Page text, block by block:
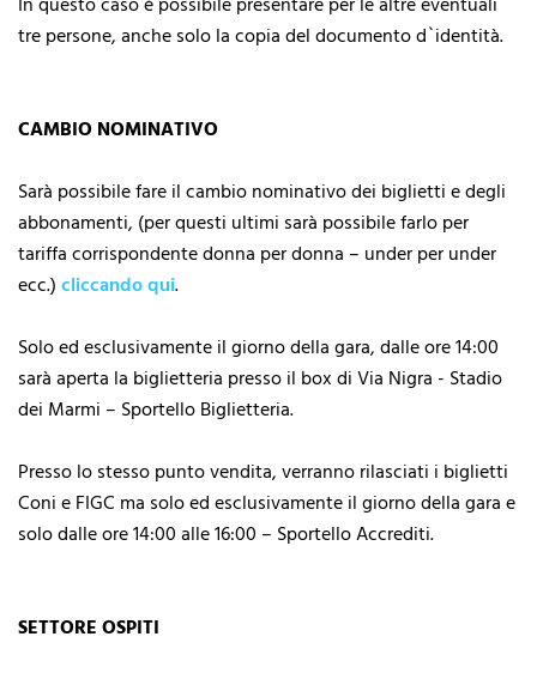
tre persone, anche solo la copia del documento d`identità.
CAMBIO NOMINATIVO
Sarà possibile fare il cambio nominativo dei biglietti e degli
abbonamenti, (per questi ultimi sarà possibile farlo per
tariffa corrispondente donna per donna – under per under
ecc.)cliccando qui.
Solo ed esclusivamente il giorno della gara, dalle ore 14:00
sarà aperta la biglietteria presso il box di Via Nigra - Stadio
dei Marmi – Sportello Biglietteria.
Presso lo stesso punto vendita, verranno rilasciati i biglietti
Coni e FIGC ma solo ed esclusivamente il giorno della gara e
solo dalle ore 14:00 alle 16:00 – Sportello Accrediti.
SETTORE OSPITI